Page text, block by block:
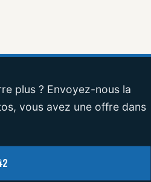
plus ? Envoyez-nous la
vous avez une offre dans